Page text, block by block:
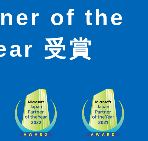
of the
受賞